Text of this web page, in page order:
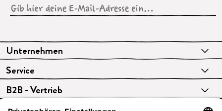
Unternehmen
Service
B2B - Vertrieb